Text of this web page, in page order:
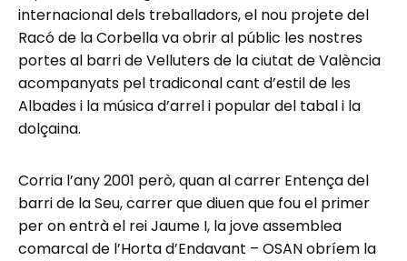
internacional dels treballadors, el nou projete del
Racó de la Corbella va obrir al públic les nostres
portes al barri de Velluters de la ciutat de València
acompanyats pel tradiconal cant d’estil de les
Albades i la música d’arrel i popular del tabal i la
dolçaina.
Corria l’any 2001 però, quan al carrer Entença del
barri de la Seu, carrer que diuen que fou el primer
per on entrà el rei Jaume I, la jove assemblea
comarcal de l’Horta d’Endavant – OSAN obríem la